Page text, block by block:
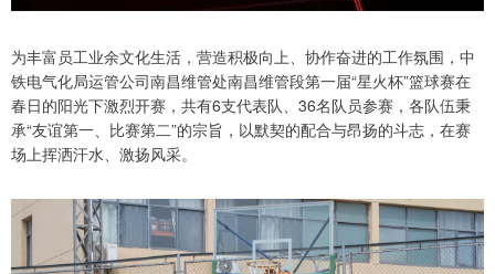
为丰富员工业余文化生活，营造积极向上、协作奋进的工作氛围，中
铁电气化局运管公司南昌维管处南昌维管段第一届“星火杯”篮球赛在
春日的阳光下激烈开赛，共有6支代表队、36名队员参赛，各队伍秉
承“友谊第一、比赛第二”的宗旨，以默契的配合与昂扬的斗志，在赛
场上挥洒汗水、激扬风采。